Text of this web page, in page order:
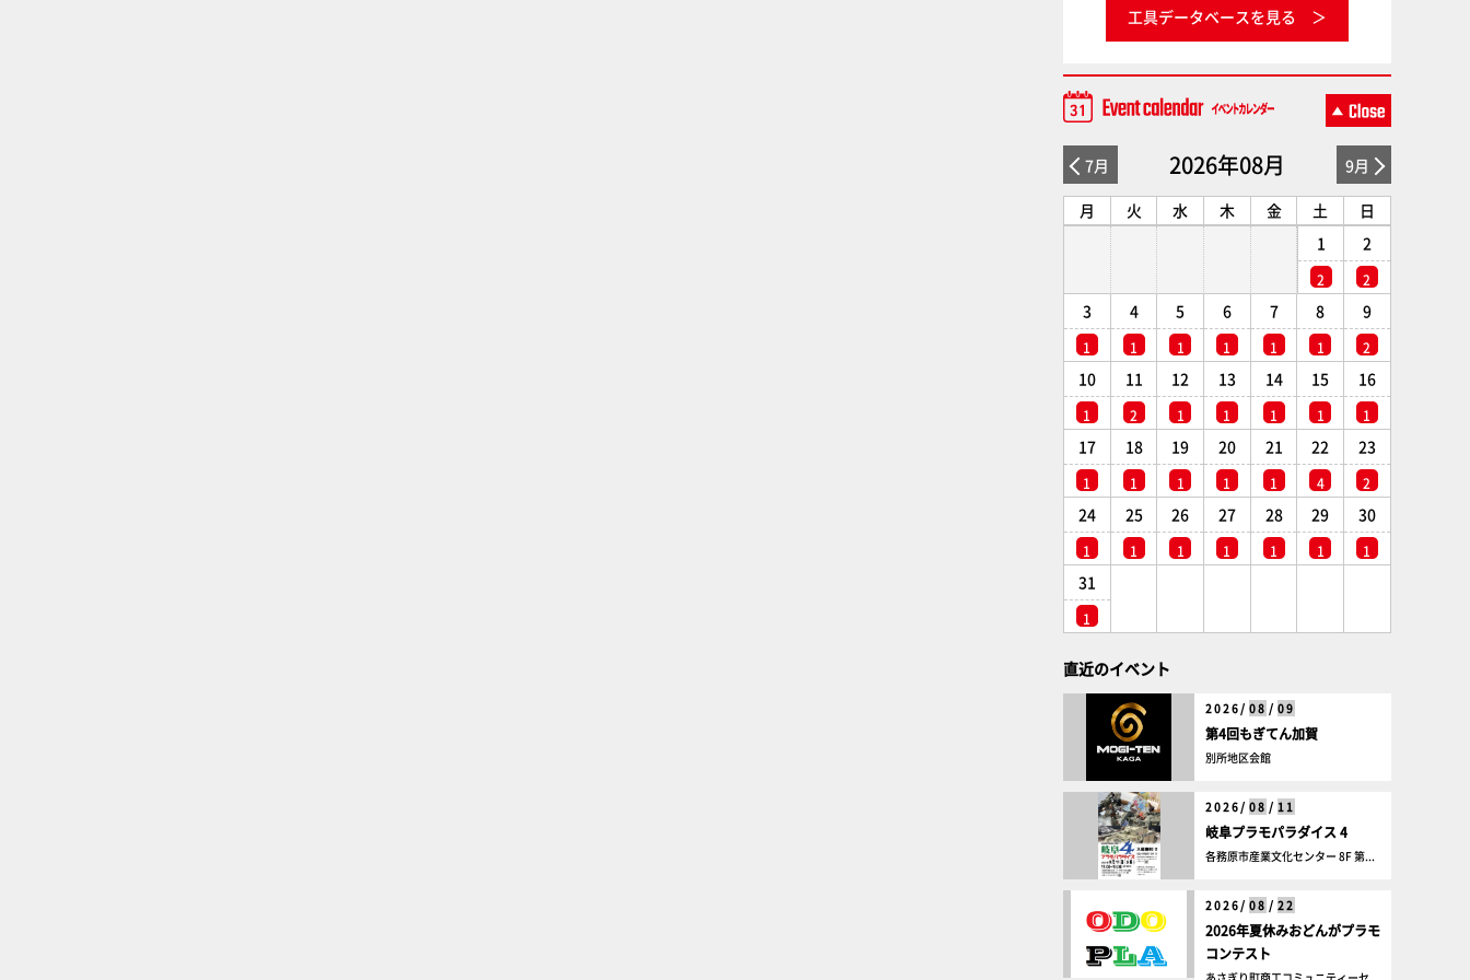
工具データベースを見る
7月 2026年08月 9月
月 火 水 木 金 土
日
1
2
2
2
3
1
4
1
5
1
6
1
7
1
8
1
9
2
10
1
11
2
12
1
13
1
14
1
15
1
16
1
17
1
18
1
19
1
20
1
21
1
22
4
23
2
24
1
25
1
26
1
27
1
28
1
29
1
30
1
31
1
直近のイベント
2026/ 08 / 09
第4回もぎてん加賀
別所地区会館
2026/ 08 / 11
岐阜プラモパラダイス 4
各務原市産業文化センター 8F 第...
2026/ 08 / 22
2026年夏休みおどんがプラモ
コンテスト